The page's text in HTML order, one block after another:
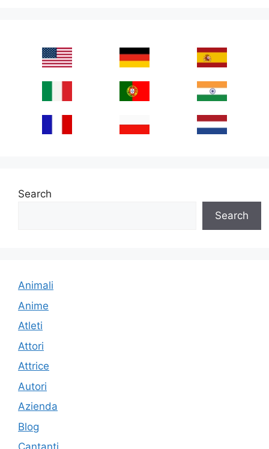
Search
Search
Animali
Anime
Atleti
Attori
Attrice
Autori
Azienda
Blog